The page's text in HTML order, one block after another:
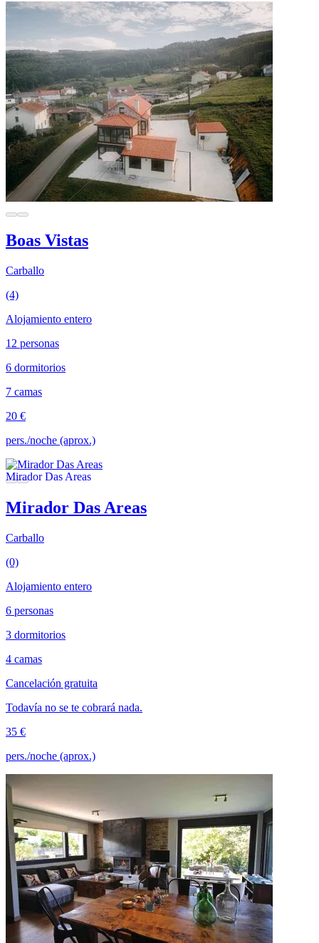
Boas Vistas
Carballo
(4)
Alojamiento entero
12 personas
6 dormitorios
7 camas
20 €
pers./noche (aprox.)
Mirador Das Areas
Carballo
(0)
Alojamiento entero
6 personas
3 dormitorios
4 camas
Cancelación gratuita
Todavía no se te cobrará nada.
35 €
pers./noche (aprox.)